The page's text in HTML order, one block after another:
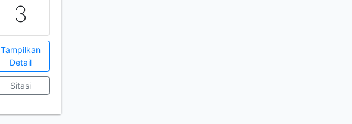
3
Tampilkan
Detail
Sitasi